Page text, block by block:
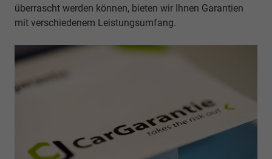
überrascht werden können, bieten wir Ihnen Garantien
mit verschiedenem Leistungsumfang.